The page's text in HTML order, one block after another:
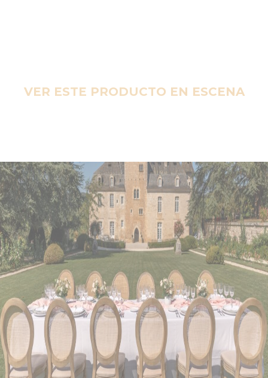
VER ESTE PRODUCTO EN ESCENA